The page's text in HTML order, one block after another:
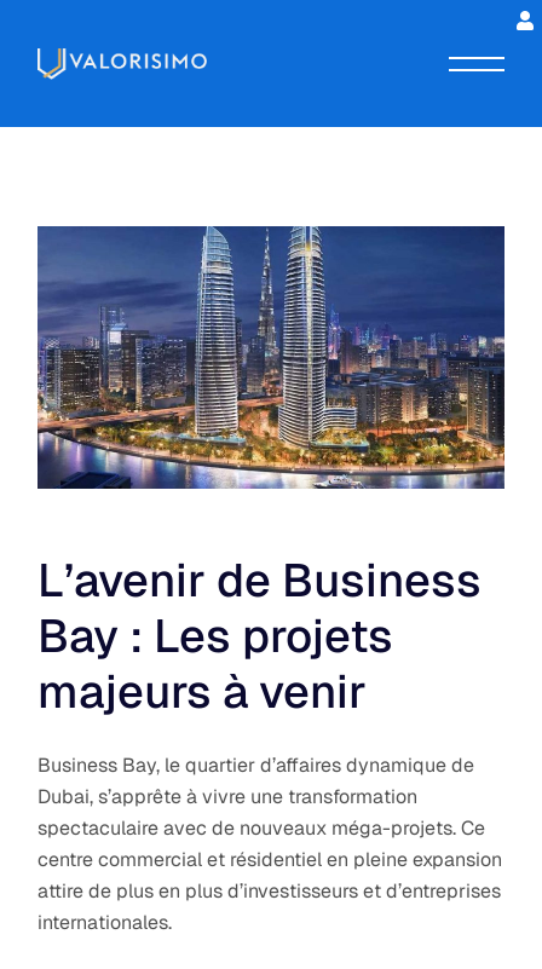
L’avenir de Business
Bay : Les projets
majeurs à venir
Business Bay, le quartier d’affaires dynamique de
Dubai, s’apprête à vivre une transformation
spectaculaire avec de nouveaux méga-projets. Ce
centre commercial et résidentiel en pleine expansion
attire de plus en plus d’investisseurs et d’entreprises
internationales.